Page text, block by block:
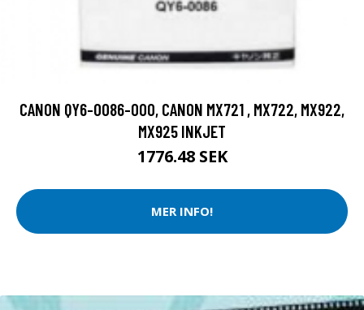
CANON QY6-0086-000, CANON MX721 , MX722, MX922,
MX925 INKJET
1776.48 SEK
MER INFO!